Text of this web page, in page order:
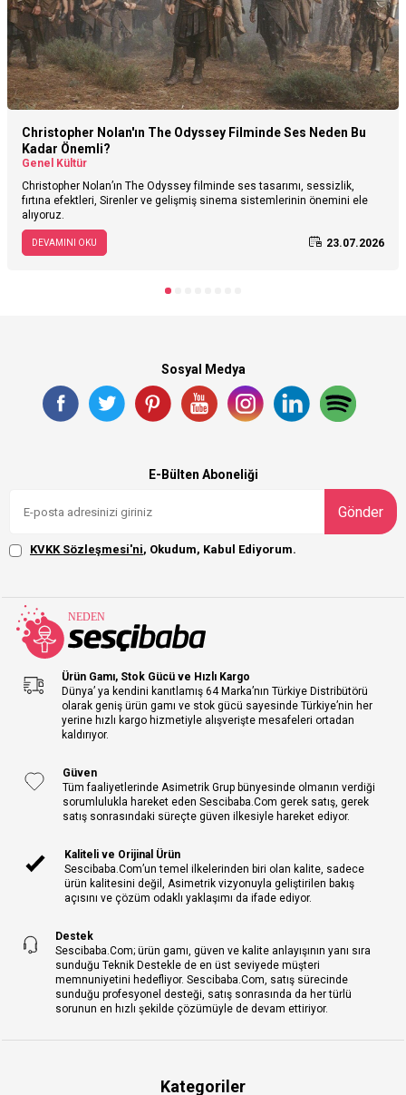
Christopher Nolan'ın The Odyssey Filminde Ses Neden Bu
Kadar Önemli?
Genel Kültür
Christopher Nolan’ın The Odyssey filminde ses tasarımı, sessizlik,
fırtına efektleri, Sirenler ve gelişmiş sinema sistemlerinin önemini ele
alıyoruz.
DEVAMINI OKU 23.07.2026
Sosyal Medya
E-Bülten Aboneliği
Gönder
KVKK Sözleşmesi'ni, Okudum, Kabul Ediyorum.
Ürün Gamı, Stok Gücü ve Hızlı Kargo
Dünya’ ya kendini kanıtlamış 64 Marka’nın Türkiye Distribütörü
olarak geniş ürün gamı ve stok gücü sayesinde Türkiye’nin her
yerine hızlı kargo hizmetiyle alışverişte mesafeleri ortadan
kaldırıyor.
Güven
Tüm faaliyetlerinde Asimetrik Grup bünyesinde olmanın verdiği
sorumlulukla hareket eden Sescibaba.Com gerek satış, gerek
satış sonrasındaki süreçte güven ilkesiyle hareket ediyor.
Kaliteli ve Orijinal Ürün
Sescibaba.Com’un temel ilkelerinden biri olan kalite, sadece
ürün kalitesini değil, Asimetrik vizyonuyla geliştirilen bakış
açısını ve çözüm odaklı yaklaşımı da ifade ediyor.
Destek
Sescibaba.Com; ürün gamı, güven ve kalite anlayışının yanı sıra
sunduğu Teknik Destekle de en üst seviyede müşteri
memnuniyetini hedefliyor. Sescibaba.Com, satış sürecinde
sunduğu profesyonel desteği, satış sonrasında da her türlü
sorunun en hızlı şekilde çözümüyle de devam ettiriyor.
Kategoriler